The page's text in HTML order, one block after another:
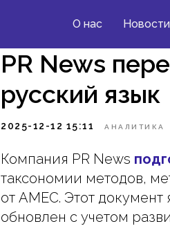
О нас Новости
PR News
русский язык
2025-12-12 15:11 АНАЛИТИКА
Компания PR News
таксономии методов,
от AMEC. Этот
обновлен с учетом